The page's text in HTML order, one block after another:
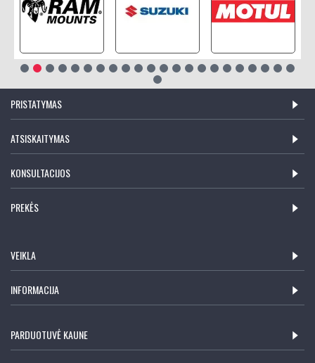
PRISTATYMAS
ATSISKAITYMAS
KONSULTACIJOS
PREKĖS
VEIKLA
INFORMACIJA
PARDUOTUVĖ KAUNE